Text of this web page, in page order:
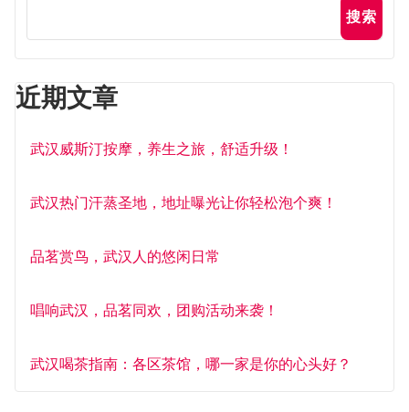
搜索
近期文章
武汉威斯汀按摩，养生之旅，舒适升级！
武汉热门汗蒸圣地，地址曝光让你轻松泡个爽！
品茗赏鸟，武汉人的悠闲日常
唱响武汉，品茗同欢，团购活动来袭！
武汉喝茶指南：各区茶馆，哪一家是你的心头好？